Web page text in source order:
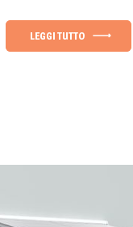
LEGGI TUTTO